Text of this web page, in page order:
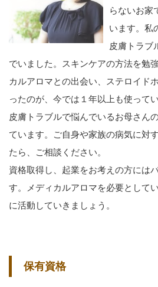
らないお家
います。私
皮膚トラブ
でいました。スキンケアの方法を勉
カルアロマとの出会い、ステロイド
ったのが、今では１年以上も使ってい
皮膚トラブルで悩んでいるお母さん
ています。ご自身や家族の病気に対
たら、ご相談ください。
資格取得し、起業をお考えの方には
す。メディカルアロマを必要として
に活動していきましょう。
保有資格